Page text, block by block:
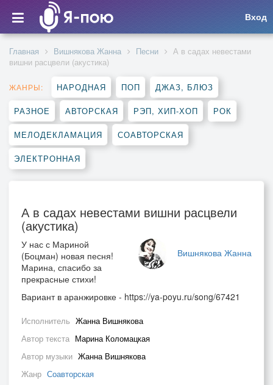
Вход
Главная Вишнякова Жанна Песни
А в садах невестами
вишни расцвели (акустика)
ЖАНРЫ: НАРОДНАЯ ПОП ДЖАЗ, БЛЮЗ
РАЗНОЕ АВТОРСКАЯ РЭП, ХИП-ХОП РОК
МЕЛОДЕКЛАМАЦИЯ СОАВТОРСКАЯ
ЭЛЕКТРОННАЯ
А в садах невестами вишни расцвели
(акустика)
Вишнякова Жанна
У нас с Мариной
(Боцман) новая песня!
Марина, спасибо за
прекрасные стихи!
Вариант в аранжировке - https://ya-poyu.ru/song/67421
Исполнитель Жанна Вишнякова
Автор текста Марина Коломацкая
Автор музыки Жанна Вишнякова
Жанр Соавторская